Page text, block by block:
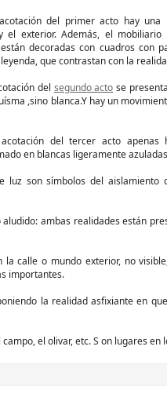
del primer acto hay una
el exterior. Además, el
decoradas con cuadros con
que contrastan con la
del segundo acto se
,sino blanca.Y hay un
del tercer acto
en blancas ligeramente
son símbolos del aislamiento
ambas realidades están
calle o mundo exterior, no
importantes.
la realidad asfixiante en
el olivar, etc. S on lugares